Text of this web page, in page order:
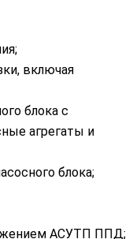
включая
блока с
агрегаты и
блока;
АСУТП ППД;